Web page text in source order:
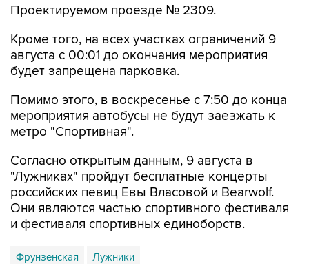
Проектируемом проезде № 2309.
Кроме того, на всех участках ограничений 9
августа с 00:01 до окончания мероприятия
будет запрещена парковка.
Помимо этого, в воскресенье с 7:50 до конца
мероприятия автобусы не будут заезжать к
метро "Спортивная".
Согласно открытым данным, 9 августа в
"Лужниках" пройдут бесплатные концерты
российских певиц Евы Власовой и Bearwolf.
Они являются частью спортивного фестиваля
и фестиваля спортивных единоборств.
Фрунзенская Лужники